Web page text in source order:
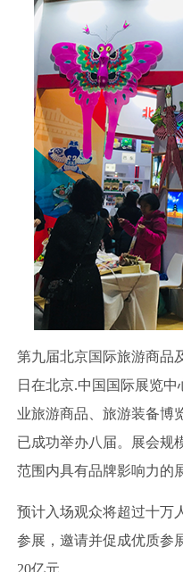
第九届北京国际旅游商品
日在北京.中国国际展览
业旅游商品、旅游装备博
已成功举办八届。展会规
范围内具有品牌影响力的
预计入场观众将超过十万
参展，邀请并促成优质参
20亿元。